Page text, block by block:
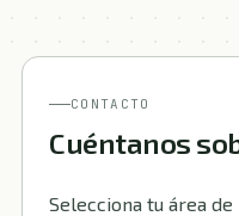
CONTACTO
Cuéntanos
Selecciona tu área